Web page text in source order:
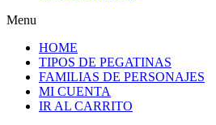
Menu
HOME
TIPOS DE PEGATINAS
FAMILIAS DE PERSONAJES
MI CUENTA
IR AL CARRITO